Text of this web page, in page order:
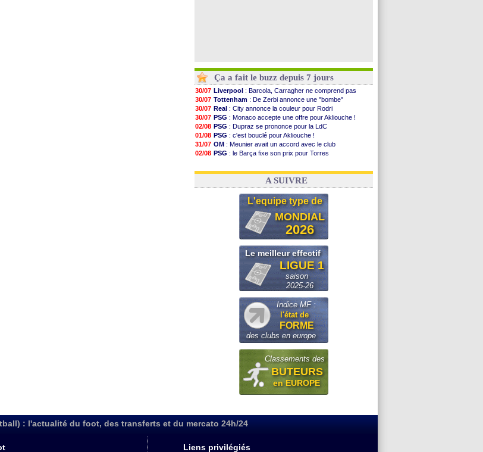
Ça a fait le buzz depuis 7 jours
30/07 Liverpool : Barcola, Carragher ne comprend pas
30/07 Tottenham : De Zerbi annonce une "bombe"
30/07 Real : City annonce la couleur pour Rodri
30/07 PSG : Monaco accepte une offre pour Akliouche !
02/08 PSG : Dupraz se prononce pour la LdC
01/08 PSG : c'est bouclé pour Akliouche !
31/07 OM : Meunier avait un accord avec le club
02/08 PSG : le Barça fixe son prix pour Torres
01/08 Barça: Torres souhaite rejoindre le PSG !
A SUIVRE
L'equipe type de
MONDIAL
2026
Le meilleur effectif
LIGUE 1
saison
2025-26
Indice MF :
l'état de
FORME
des clubs en europe
Classements des
BUTEURS
en EUROPE
: l'actualité du foot, des transferts et du mercato 24h/24
Liens privilégiés